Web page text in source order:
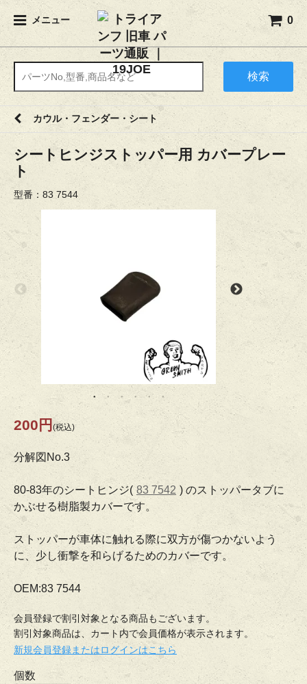
メニュー 0
検索
カウル・フェンダー・シート
シートヒンジストッパー用 カバープレー
ト
型番：83 7544
200円 (税込)
分解図No.3
80-83年のシートヒンジ( 83 7542 ) のストッパータブに
かぶせる樹脂製カバーです。
ストッパーが車体に触れる際に双方が傷つかないよう
に、少し衝撃を和らげるためのカバーです。
OEM:83 7544
会員登録で割引対象となる商品もございます。
割引対象商品は、カート内で会員価格が表示されます。
新規会員登録またはログインはこちら
個数